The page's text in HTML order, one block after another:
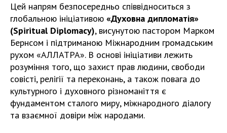
Цей напрям безпосередньо співвідноситься з
глобальною ініціативою «Духовна дипломатія»
(Spiritual Diplomacy), висунутою пастором Марком
Бернсом і підтриманою Міжнародним громадським
рухом «АЛЛАТРА». В основі ініціативи лежить
розуміння того, що захист прав людини, свободи
совісті, релігії та переконань, а також повага до
культурного і духовного різноманіття є
фундаментом сталого миру, міжнародного діалогу
та взаємної довіри між народами.